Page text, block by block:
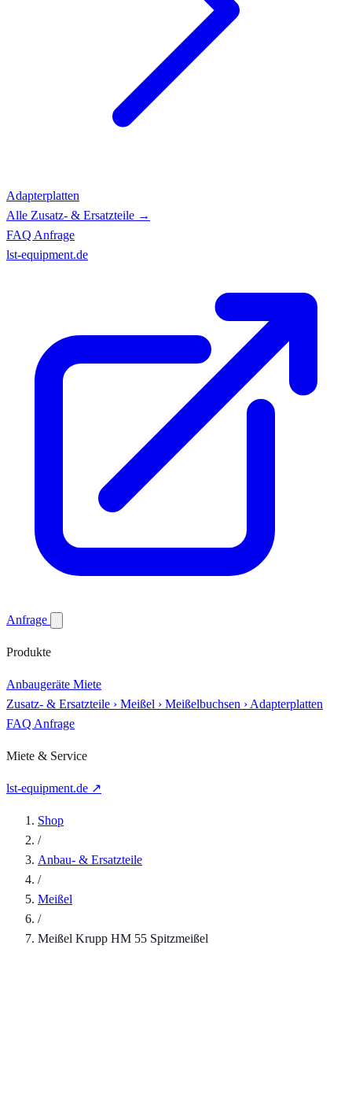
Adapterplatten
Alle Zusatz- & Ersatzteile →
FAQ Anfrage
lst-equipment.de
Anfrage
Produkte
Anbaugeräte Miete
Zusatz- & Ersatzteile › Meißel › Meißelbuchsen › Adapterplatten
FAQ Anfrage
Miete & Service
lst-equipment.de ↗
Shop
/
Anbau- & Ersatzteile
/
Meißel
/
Meißel Krupp HM 55 Spitzmeißel